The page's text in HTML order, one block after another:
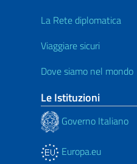
La Rete diplomatica
Viaggiare sicuri
Dove siamo nel mondo
Le Istituzioni
Governo Italiano
Europa.eu